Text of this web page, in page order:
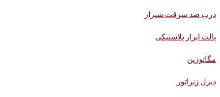
درب ضد سرقت شیراز
پالت ابزار پلاستیکی
مگاتوزین
دیزل ژنراتور